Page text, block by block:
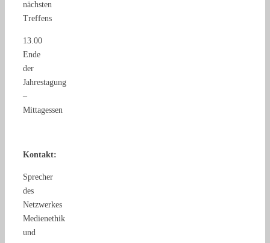
nächsten
Treffens
13.00
Ende
der
Jahrestagung
–
Mittagessen
Kontakt:
Sprecher
des
Netzwerkes
Medienethik
und